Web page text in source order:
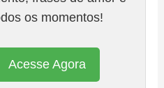
os momentos!
Acesse Agora